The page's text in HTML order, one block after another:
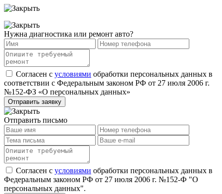
Нужна диагностика или ремонт авто?
Согласен с условиями обработки персональных данных в
соответствии с Федеральным законом РФ от 27 июля 2006 г.
№152-ФЗ «О персональных данных»
Отправить заявку
Отправить письмо
Согласен с условиями обработки персональных данных в
Федеральным законом РФ от 27 июля 2006 г. №152-Ф "О
персональных данных".